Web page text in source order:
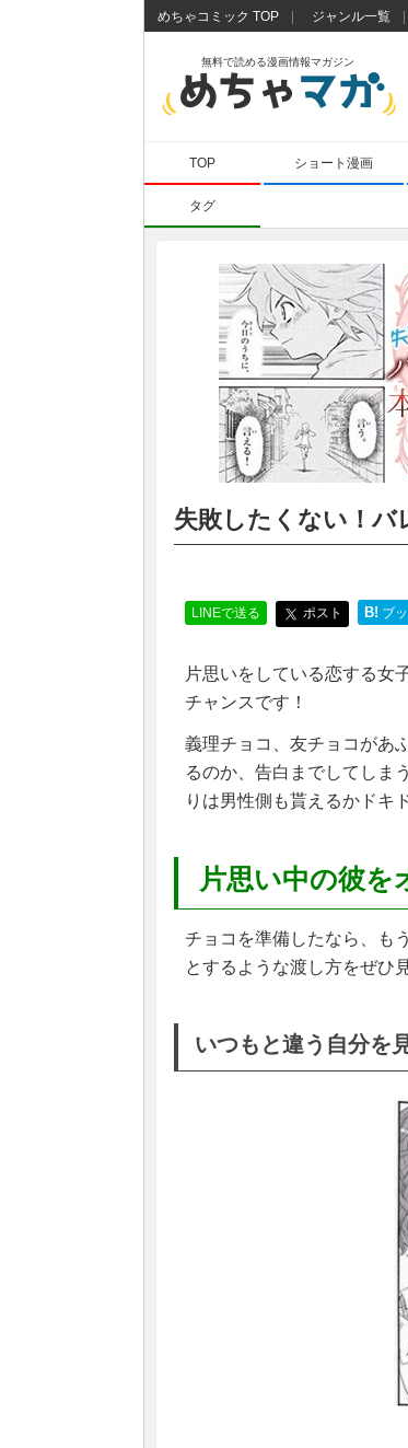
めちゃコミック TOP ジャンル一覧
無料で読める漫画情報マガジン
TOP ショート漫画
タグ
失敗したくない！バ
LINEで送る ポスト B! ブ
片思いをしている恋する女
チャンスです！
義理チョコ、友チョコがあ
るのか、告白までしてし
りは男性側も貰えるかドキ
片思い中の彼を
チョコを準備したなら、も
とするような渡し方をぜひ
いつもと違う自分を